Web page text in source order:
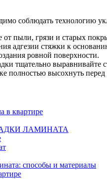
соблюдать технологию
от пыли, грязи и старых
адгезии стяжки к
ровной поверхности.
тщательно выравнивайте
полностью высохнуть
в квартире
ЛАМИНАТА
способы и материалы